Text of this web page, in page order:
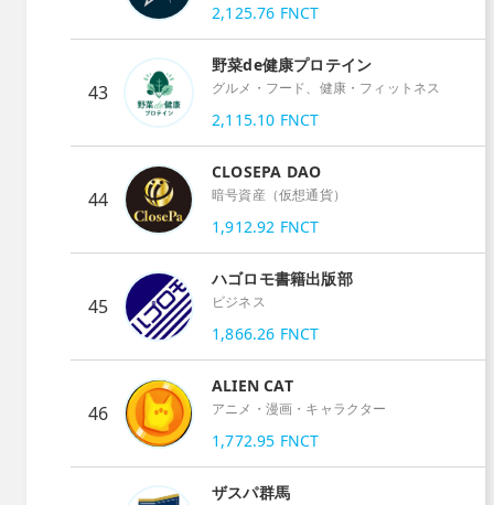
2,125.76 FNCT
43
野菜de健康プロテイン
グルメ・フード、健康・フィットネス
2,115.10 FNCT
44
CLOSEPA DAO
暗号資産（仮想通貨）
1,912.92 FNCT
45
ハゴロモ書籍出版部
ビジネス
1,866.26 FNCT
46
ALIEN CAT
アニメ・漫画・キャラクター
1,772.95 FNCT
ザスパ群馬